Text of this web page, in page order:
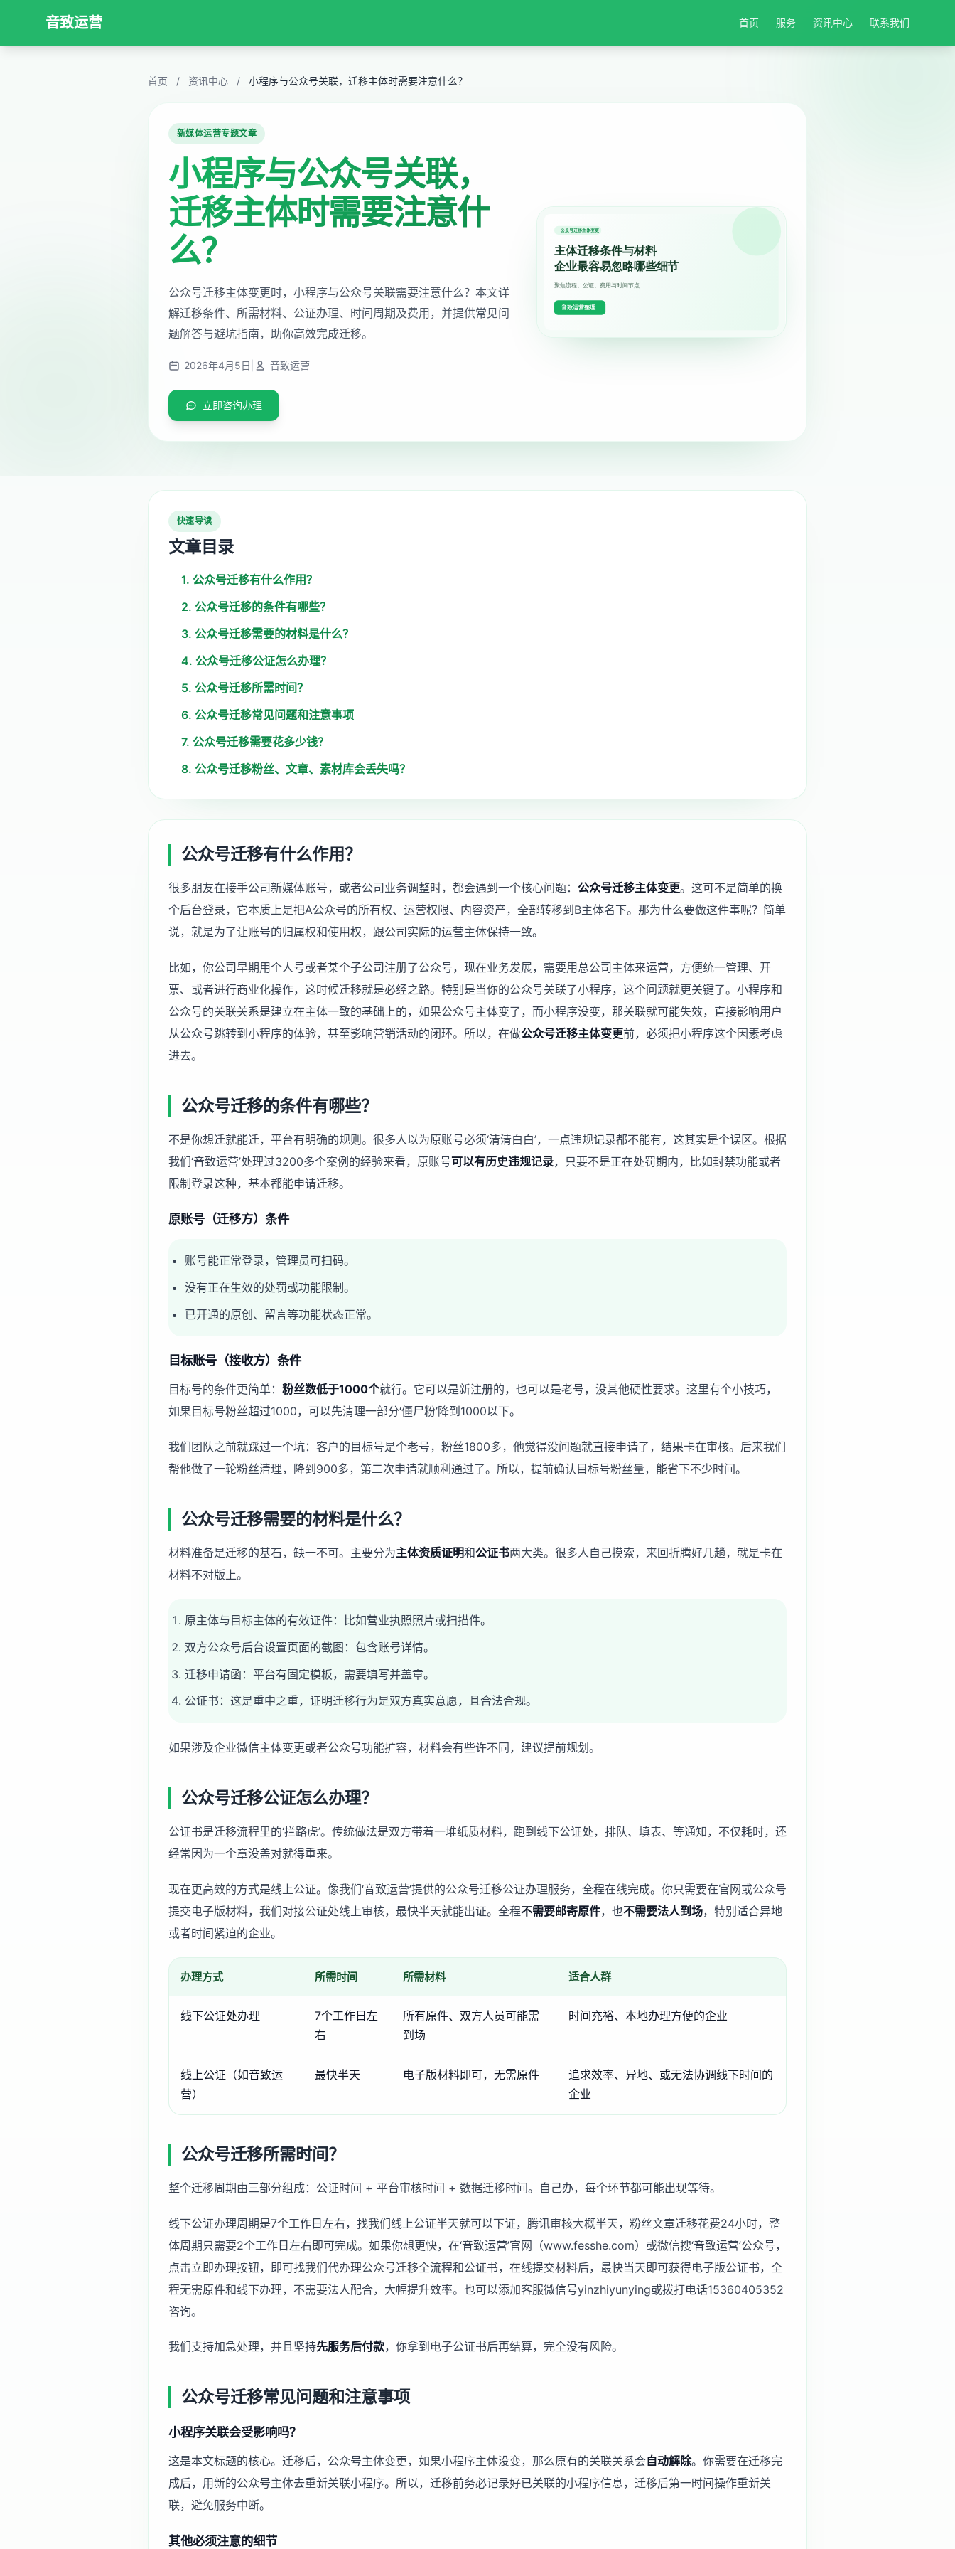
音致运营 首页 服务 资讯中心 联系我们
首页 / 资讯中心 / 小程序与公众号关联，迁移主体时需要注意什么？
新媒体运营专题文章
小程序与公众号关联，
迁移主体时需要注意什
么？
公众号迁移主体变更时，小程序与公众号关联需要注意什么？本文详
解迁移条件、所需材料、公证办理、时间周期及费用，并提供常见问
题解答与避坑指南，助你高效完成迁移。
2026年4月5日 音致运营
立即咨询办理
快速导读
文章目录
1. 公众号迁移有什么作用？
2. 公众号迁移的条件有哪些？
3. 公众号迁移需要的材料是什么？
4. 公众号迁移公证怎么办理？
5. 公众号迁移所需时间？
6. 公众号迁移常见问题和注意事项
7. 公众号迁移需要花多少钱？
8. 公众号迁移粉丝、文章、素材库会丢失吗？
公众号迁移有什么作用？
很多朋友在接手公司新媒体账号，或者公司业务调整时，都会遇到一个核心问题： 公众号迁移主体变更。这可不是简单的换
个后台登录，它本质上是把A公众号的所有权、运营权限、内容资产，全部转移到B主体名下。那为什么要做这件事呢？简单
说，就是为了让账号的归属权和使用权，跟公司实际的运营主体保持一致。
比如，你公司早期用个人号或者某个子公司注册了公众号，现在业务发展，需要用总公司主体来运营，方便统一管理、开
票、或者进行商业化操作，这时候迁移就是必经之路。特别是当你的公众号关联了小程序，这个问题就更关键了。小程序和
公众号的关联关系是建立在主体一致的基础上的，如果公众号主体变了，而小程序没变，那关联就可能失效，直接影响用户
从公众号跳转到小程序的体验，甚至影响营销活动的闭环。所以，在做公众号迁移主体变更前，必须把小程序这个因素考虑
进去。
公众号迁移的条件有哪些？
不是你想迁就能迁，平台有明确的规则。很多人以为原账号必须‘清清白白’，一点违规记录都不能有，这其实是个误区。根据
我们‘音致运营’处理过3200多个案例的经验来看，原账号可以有历史违规记录，只要不是正在处罚期内，比如封禁功能或者
限制登录这种，基本都能申请迁移。
原账号（迁移方）条件
账号能正常登录，管理员可扫码。
没有正在生效的处罚或功能限制。
已开通的原创、留言等功能状态正常。
目标账号（接收方）条件
目标号的条件更简单： 粉丝数低于1000个就行。它可以是新注册的，也可以是老号，没其他硬性要求。这里有个小技巧，
如果目标号粉丝超过1000，可以先清理一部分‘僵尸粉’降到1000以下。
我们团队之前就踩过一个坑：客户的目标号是个老号，粉丝1800多，他觉得没问题就直接申请了，结果卡在审核。后来我们
帮他做了一轮粉丝清理，降到900多，第二次申请就顺利通过了。所以，提前确认目标号粉丝量，能省下不少时间。
公众号迁移需要的材料是什么？
材料准备是迁移的基石，缺一不可。主要分为主体资质证明和公证书两大类。很多人自己摸索，来回折腾好几趟，就是卡在
材料不对版上。
原主体与目标主体的有效证件：比如营业执照照片或扫描件。
双方公众号后台设置页面的截图：包含账号详情。
迁移申请函：平台有固定模板，需要填写并盖章。
公证书：这是重中之重，证明迁移行为是双方真实意愿，且合法合规。
如果涉及企业微信主体变更或者公众号功能扩容，材料会有些许不同，建议提前规划。
公众号迁移公证怎么办理？
公证书是迁移流程里的‘拦路虎’。传统做法是双方带着一堆纸质材料，跑到线下公证处，排队、填表、等通知，不仅耗时，还
经常因为一个章没盖对就得重来。
现在更高效的方式是线上公证。像我们‘音致运营’提供的公众号迁移公证办理服务，全程在线完成。你只需要在官网或公众号
提交电子版材料，我们对接公证处线上审核，最快半天就能出证。全程不需要邮寄原件，也不需要法人到场，特别适合异地
或者时间紧迫的企业。
办理方式 所需时间 所需材料 适合人群
线下公证处办理
7个工作日左
右
所有原件、双方人员可能需
到场
时间充裕、本地办理方便的企业
线上公证（如音致运
营）
最快半天 电子版材料即可，无需原件
追求效率、异地、或无法协调线下时间的
企业
公众号迁移所需时间？
整个迁移周期由三部分组成：公证时间 + 平台审核时间 + 数据迁移时间。自己办，每个环节都可能出现等待。
线下公证办理周期是7个工作日左右，找我们线上公证半天就可以下证，腾讯审核大概半天，粉丝文章迁移花费24小时，整
体周期只需要2个工作日左右即可完成。如果你想更快，在‘音致运营’官网（www.fesshe.com）或微信搜‘音致运营’公众号，
点击立即办理按钮，即可找我们代办理公众号迁移全流程和公证书，在线提交材料后，最快当天即可获得电子版公证书，全
程无需原件和线下办理，不需要法人配合，大幅提升效率。也可以添加客服微信号yinzhiyunying或拨打电话15360405352
咨询。
我们支持加急处理，并且坚持先服务后付款，你拿到电子公证书后再结算，完全没有风险。
公众号迁移常见问题和注意事项
小程序关联会受影响吗？
这是本文标题的核心。迁移后，公众号主体变更，如果小程序主体没变，那么原有的关联关系会自动解除。你需要在迁移完
成后，用新的公众号主体去重新关联小程序。所以，迁移前务必记录好已关联的小程序信息，迁移后第一时间操作重新关
联，避免服务中断。
其他必须注意的细节